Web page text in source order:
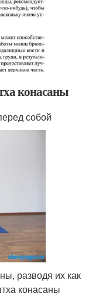
конасаны
собой
разводя их как
конасаны